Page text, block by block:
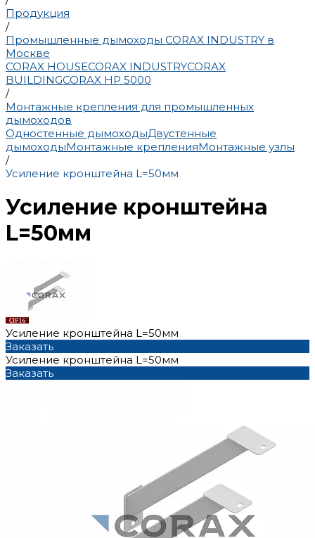
Продукция
/
Промышленные дымоходы CORAX INDUSTRY в
Москве
CORAX HOUSECORAX INDUSTRYCORAX
BUILDINGCORAX HP 5000
/
Монтажные крепления для промышленных
дымоходов
Одностенные дымоходыДвустенные
дымоходыМонтажные крепленияМонтажные узлы
/
Усиление кронштейна L=50мм
Усиление кронштейна
L=50мм
Усиление кронштейна L=50мм
Заказать
Усиление кронштейна L=50мм
Заказать